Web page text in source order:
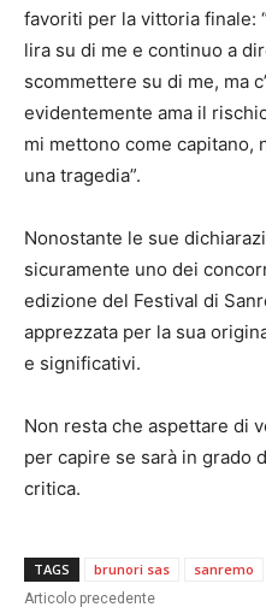
favoriti per la vittoria finale:
lira su di me e continuo a
scommettere su di me, ma
evidentemente ama il
mi mettono come capitano,
una tragedia”.
Nonostante le sue
sicuramente uno dei
edizione del Festival di
apprezzata per la sua
e significativi.
Non resta che aspettare di
per capire se sarà in grado
critica.
TAGS brunori sas sanremo
Articolo precedente